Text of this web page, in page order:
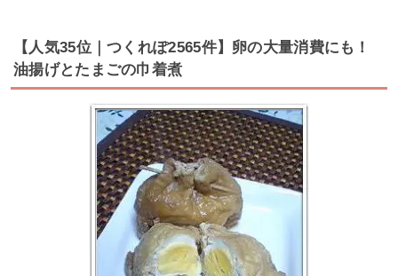
【人気35位｜つくれぽ2565件】卵の大量消費にも！
油揚げとたまごの巾着煮